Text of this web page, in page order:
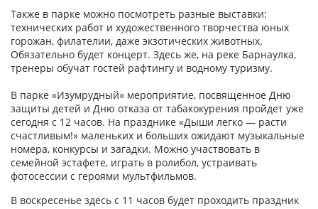
Также в парке можно посмотреть разные выставки:
технических работ и художественного творчества юных
горожан, филателии, даже экзотических животных.
Обязательно будет концерт. Здесь же, на реке Барнаулка,
тренеры обучат гостей рафтингу и водному туризму.
В парке «Изумрудный» мероприятие, посвященное Дню
защиты детей и Дню отказа от табакокурения пройдет уже
сегодня с 12 часов. На празднике «Дыши легко — расти
счастливым!» маленьких и больших ожидают музыкальные
номера, конкурсы и загадки. Можно участвовать в
семейной эстафете, играть в ролибол, устраивать
фотосессии с героями мультфильмов.
В воскресенье здесь с 11 часов будет проходить праздник